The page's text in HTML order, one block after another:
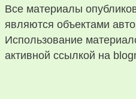
Все материалы
являются объектами
Использование
активной ссылкой на